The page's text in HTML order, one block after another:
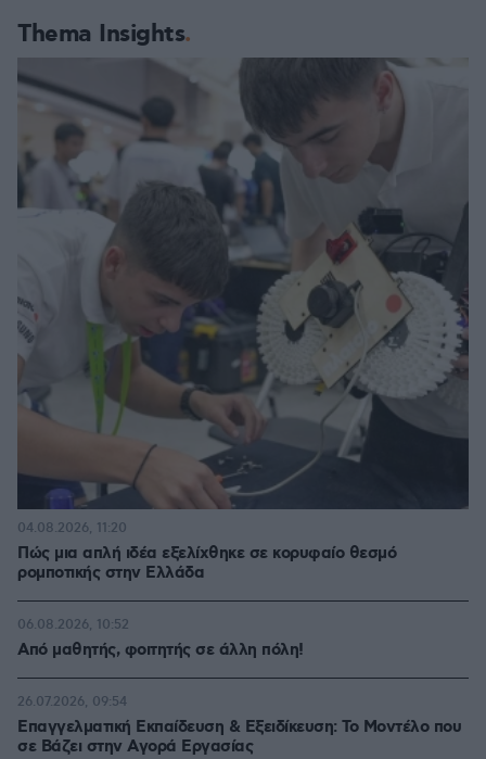
Thema Insights
Πώς μια απλή ιδέα εξελίχθηκε σε κορυφαίο θεσμό
ρομποτικής στην Ελλάδα
04.08.2026, 11:20
Από μαθητής, φοιτητής σε άλλη πόλη!
06.08.2026, 10:52
Επαγγελματική Εκπαίδευση & Εξειδίκευση: Το Mοντέλο που
σε Bάζει στην Aγορά Eργασίας
26.07.2026, 09:54